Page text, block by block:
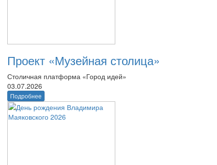
Проект «Музейная столица»
Столичная платформа «Город идей»
03.07.2026
Подробнее